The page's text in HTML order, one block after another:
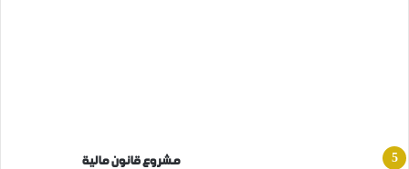
مشروع قانون مالية